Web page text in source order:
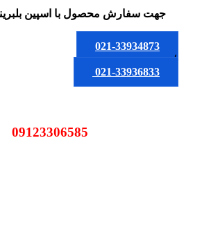
جهت سفارش محصولبا اسپین
021-33934873
یا
021-33936833